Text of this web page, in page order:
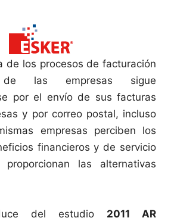
de los procesos de facturación
las empresas sigue
por el envío de sus facturas
y por correo postal, incluso
empresas perciben los
financieros y de servicio
las alternativas
del estudio 2011 AR